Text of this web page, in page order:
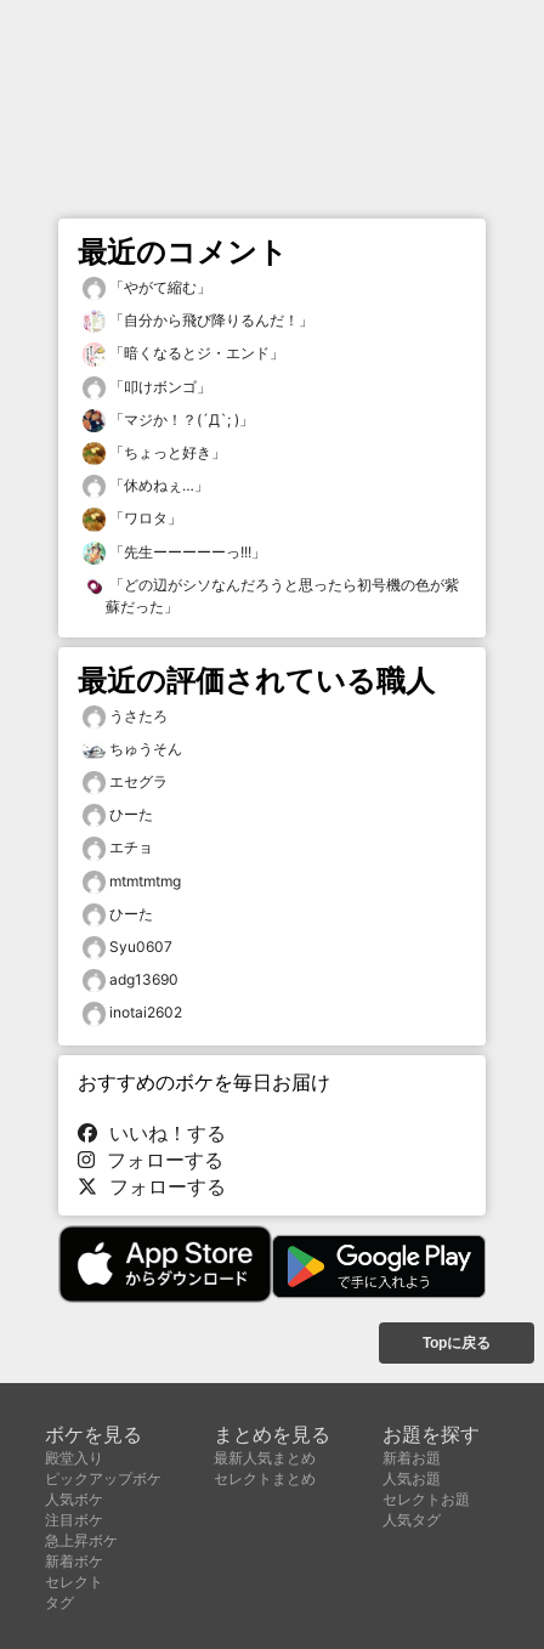
最近のコメント
「やがて縮む 」
「自分から飛び降りるんだ！ 」
「暗くなるとジ・エンド 」
「叩けボンゴ 」
「マジか！？(´Д`; ) 」
「ちょっと好き 」
「休めねぇ… 」
「ワロタ 」
「先生ーーーーーっ!!! 」
「 どの辺がシソなんだろうと思ったら初号機の色が紫
蘇だった 」
最近の評価されている職人
うさたろ
ちゅうそん
エセグラ
ひーた
エチョ
mtmtmtmg
ひーた
Syu0607
adg13690
inotai2602
おすすめのボケを毎日お届け
いいね！する
フォローする
フォローする
Topに戻る
ボケを見る
殿堂入り
ピックアップボケ
人気ボケ
注目ボケ
急上昇ボケ
新着ボケ
セレクト
タグ
まとめを見る
最新人気まとめ
セレクトまとめ
お題を探す
新着お題
人気お題
セレクトお題
人気タグ